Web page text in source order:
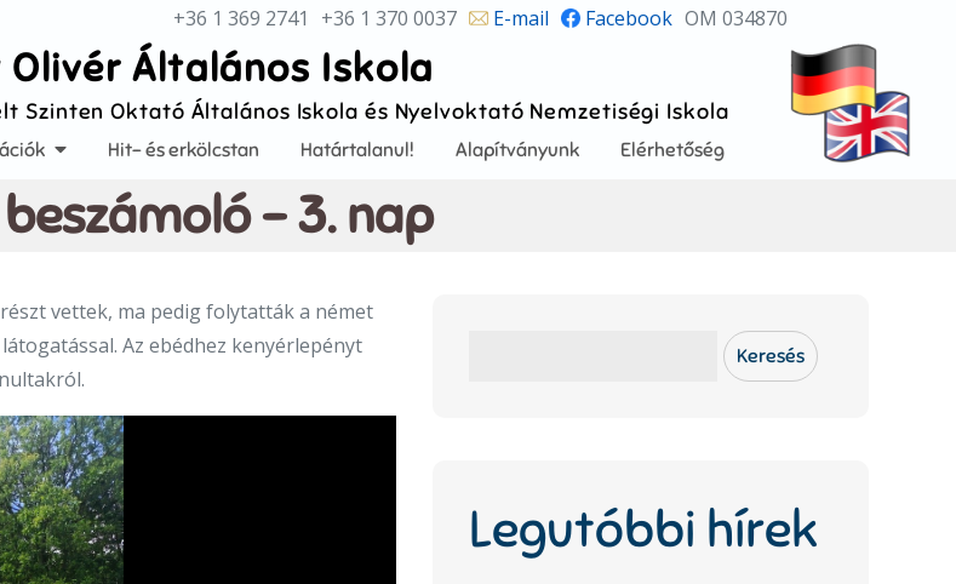
+36 1 369 2741 +36 1 370 0037 E-mail Facebook OM 034870
Olivér Általános Iskola
Szinten Oktató Általános Iskola és Nyelvoktató Nemzetiségi Iskola
Hit- és erkölcstan Határtalanul! Alapítványunk Elérhetőség
– 3. nap
vettek, ma pedig folytatták a német
Az ebédhez kenyérlepényt
Keresés
Legutóbbi hírek